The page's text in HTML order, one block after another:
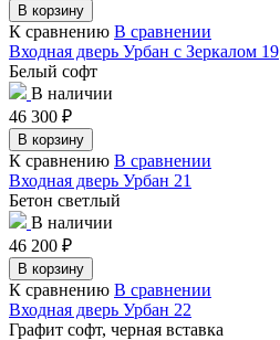
В корзину
К сравнению В сравнении
Входная дверь Урбан с Зеркалом 19
Белый софт
В наличии
46 300 ₽
В корзину
К сравнению В сравнении
Входная дверь Урбан 21
Бетон светлый
В наличии
46 200 ₽
В корзину
К сравнению В сравнении
Входная дверь Урбан 22
Графит софт, черная вставка